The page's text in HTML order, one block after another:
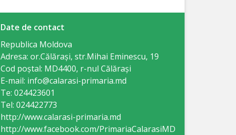
Date de contact
Republica Moldova
Adresa: or.Călăraşi, str.Mihai Eminescu, 19
Cod poștal: MD4400, r-nul Călăraşi
E-mail: info@calarasi-primaria.md
Te: 024423601
Tel: 024422773
http://www.calarasi-primaria.md
http://www.facebook.com/PrimariaCalarasiMD